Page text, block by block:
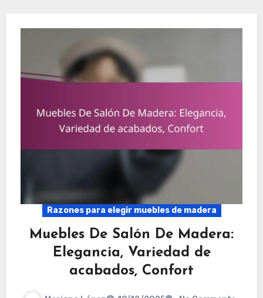
Razones para elegir muebles de madera
Muebles De Salón De Madera:
Elegancia, Variedad de
acabados, Confort